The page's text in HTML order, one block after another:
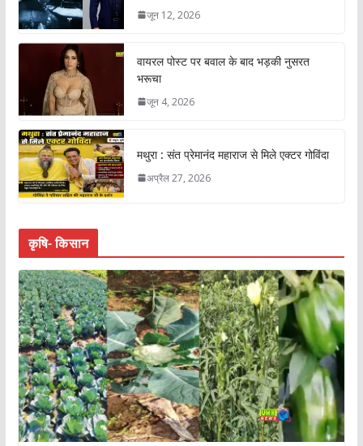
जून 12, 2026
वायरल पोस्ट पर बवाल के बाद भड़की नुसरत
भरूचा
जून 4, 2026
मथुरा : संत प्रेमानंद महाराज से मिले एक्टर गोविंदा
अप्रैल 27, 2026
कृषि- किसान